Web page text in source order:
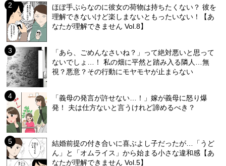
ほぼ手ぶらなのに彼女の荷物は持ちたくない？ 彼を
理解できないけど楽しまないともったいない！【あ
なたが理解できません Vol.8】
「あら、ごめんなさいね？」って絶対悪いと思って
ないでしょ…！ 私の畑に平然と踏み入る隣人…無
視？悪意？その行動にモヤモヤが止まらない
「義母の発言が許せない…！」嫁が義母に怒り爆
発！ 夫は仕方ないと言うけれど諦めるべき？
結婚前提の付き合いに喜ぶよし子だったが…「うど
ん」と「オムライス」から始まる小さな違和感【あ
なたが理解できません Vol.5】